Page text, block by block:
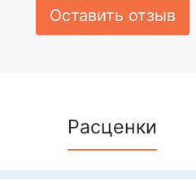
Оставить отзыв
Расценки